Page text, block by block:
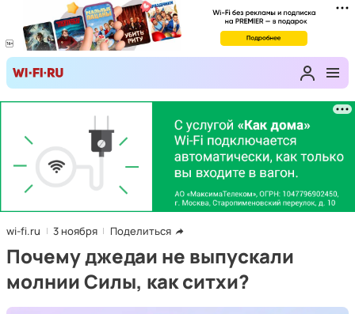
wi-fi.ru 3 ноября Поделиться
Почему джедаи не выпускали
молнии Силы, как ситхи?